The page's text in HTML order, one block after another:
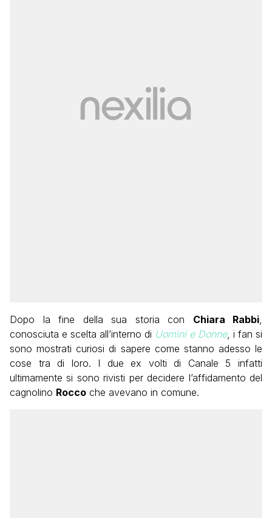
Dopo la fine della sua storia con Chiara Rabbi,
conosciuta e scelta all’interno di Uomini e Donne, i fan si
sono mostrati curiosi di sapere come stanno adesso le
cose tra di loro. I due ex volti di Canale 5 infatti
ultimamente si sono rivisti per decidere l’affidamento del
cagnolino Rocco che avevano in comune.